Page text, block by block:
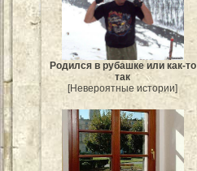
Родился в рубашке или как-то
так
[Невероятные истории]